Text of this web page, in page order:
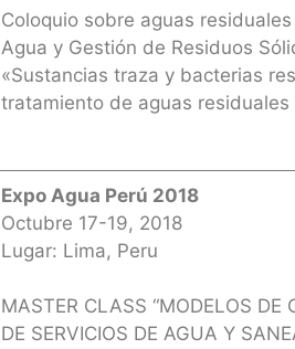
Coloquio sobre aguas
Agua y Gestión de Residuos
«Sustancias traza y bacterias
tratamiento de aguas residuales
Expo Agua Perú 2018
Octubre 17-19, 2018
Lugar: Lima, Peru
MASTER CLASS “MODELOS DE
DE SERVICIOS DE AGUA Y